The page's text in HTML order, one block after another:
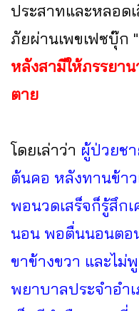
ประสาทและหลอด
ภัยผ่านเพขเฟซบุ๊ก
หลังสามีให้ภรรยา
ตาย
โดยเล่าว่า ผู้ป่วยช
ต้นคอ หลังทานข้าว
พอนวดเสร็จก็รู้สึกเ
นอน พอตื่นนอนตอ
ขาข้างขวา และไม่
พยาบาลประจำอำ